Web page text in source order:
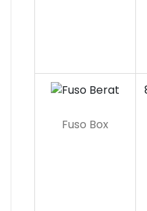
Fuso Box